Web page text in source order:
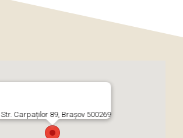
Str. Carpaților 89, Brașov 500269